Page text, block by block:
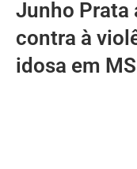
Junho Prata
contra à
idosa em MS